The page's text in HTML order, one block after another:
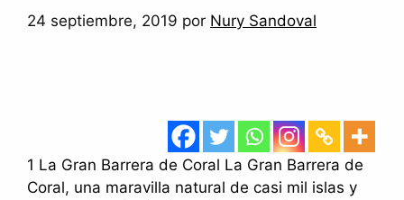
24 septiembre, 2019 por Nury Sandoval
1 La Gran Barrera de Coral La Gran Barrera de
Coral, una maravilla natural de casi mil islas y